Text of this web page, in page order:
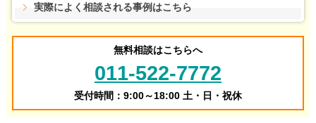
実際によく相談される事例はこちら
無料相談はこちらへ
011-522-7772
受付時間：9:00～18:00 土・日・祝休